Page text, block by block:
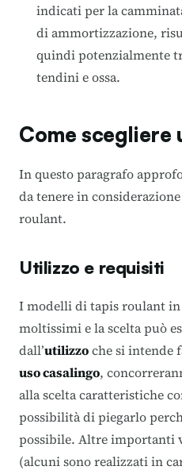
indicati per la
di ammortizzazione,
quindi potenzialmente
tendini e ossa.
Come scegliere
In questo paragrafo
da tenere in
roulant.
Utilizzo e requisiti
I modelli di tapis roulant
moltissimi e la scelta può
dall’utilizzoche si intende
uso casalingo,
alla scelta caratteristiche
possibilità di piegarlo
possibile. Altre importanti
(alcuni sono realizzati in